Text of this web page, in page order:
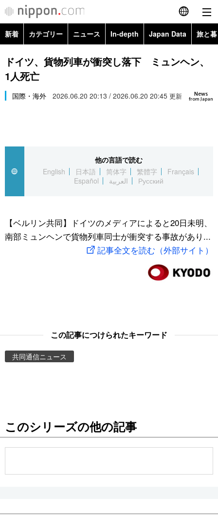
English
简体字
Русский
カテゴリー
経済・ビジネス
国際
文化
トップ
アーカイブ
In-depth
Japan Data
動画/Live
お知らせ
新着 カテゴリー ニュース In-depth Japan Data 旅と
政治・外交
経済・ビジネス
スポーツ・東京2020
Topics
ドイツ、貨物列車が衝突し落下 ミュンヘン、
1人死亡
News
from Japan
国際・海外 2026.06.20 20:13 / 2026.06.20 20:45 更新
他の言語で読む
English
日本語 简体字 繁體字
Français
Español
العربية Русский
【ベルリン共同】ドイツのメディアによると20日未明、
南部ミュンヘンで貨物列車同士が衝突する事故があり...
記事全文を読む（外部サイト）
この記事につけられたキーワード
共同通信ニュース
このシリーズの他の記事